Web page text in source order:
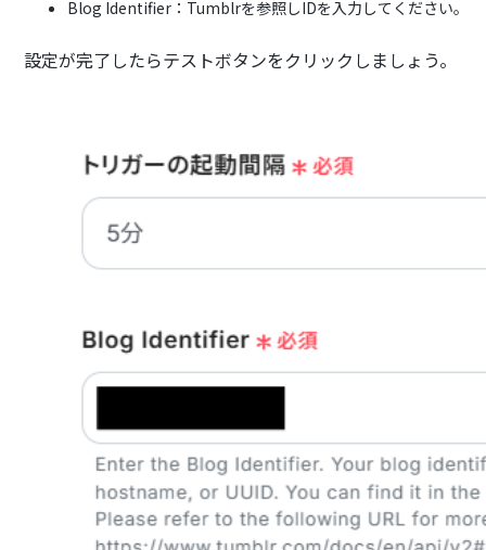
Blog Identifier：Tumblrを参照しIDを入力してください。
設定が完了したらテストボタンをクリックしましょう。